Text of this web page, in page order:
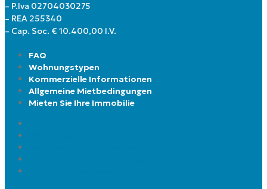
– P.Iva 02704030275
– REA 255340
– Cap. Soc. € 10.400,00 I.V.
FAQ
Wohnungstypen
Kommerzielle Informationen
Allgemeine Mietbedingungen
Mieten Sie Ihre Immobilie